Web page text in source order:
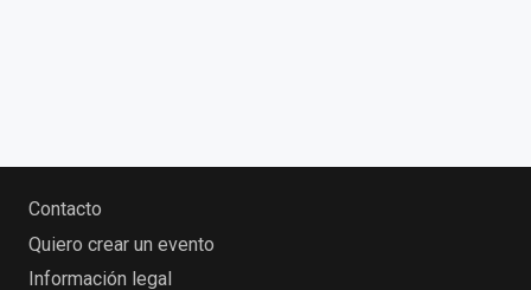
Contacto
Quiero crear un evento
Información legal